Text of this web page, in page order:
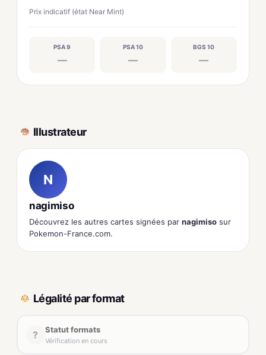
Prix indicatif (état Near Mint)
PSA 9
—
PSA 10
—
BGS 10
—
Illustrateur
N
nagimiso
Découvrez les autres cartes signées par nagimiso sur
Pokemon-France.com.
Légalité par format
? Statut formats
Vérification en cours